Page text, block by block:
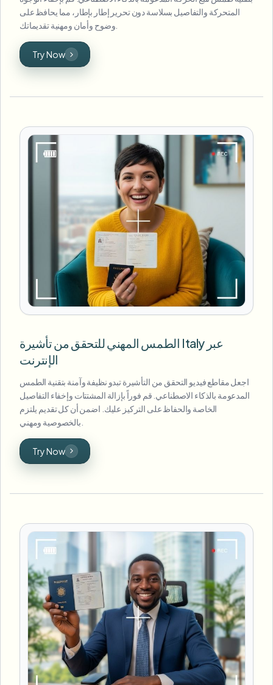
المتحركة والتفاصيل بسلاسة دون تحرير إطار بإطار، مما يحافظ على
Try Now
الطمس المهني للتحقق من تأشيرة Italy عبر
الإنترنت
اجعل مقاطع فيديو التحقق من التأشيرة تبدو نظيفة وآمنة بتقنية الطمس
المدعومة بالذكاء الاصطناعي. قم فوراً بإزالة المشتتات وإخفاء التفاصيل
الخاصة والحفاظ على التركيز عليك. اضمن أن كل تقديم يلتزم
Try Now